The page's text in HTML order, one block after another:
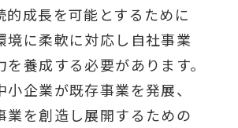
的成長を可能とするために
境に柔軟に対応し自社事業
養成する必要があります。
企業が既存事業を発展、
業を創造し展開するための